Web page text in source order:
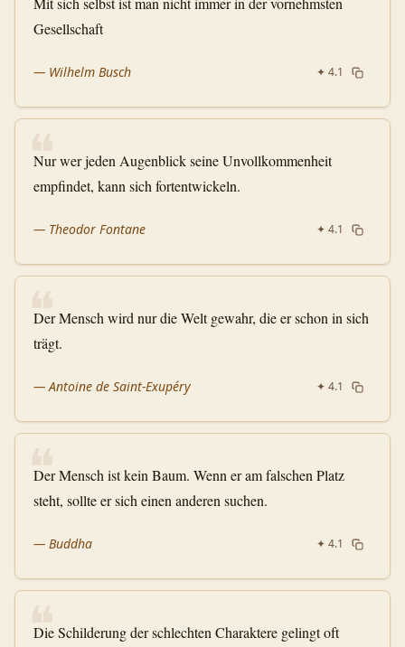
Gesellschaft
— Wilhelm Busch ✦ 4.1
❝
Nur wer jeden Augenblick seine Unvollkommenheit
empfindet, kann sich fortentwickeln.
— Theodor Fontane ✦ 4.1
❝
Der Mensch wird nur die Welt gewahr, die er schon in sich
trägt.
—Antoine de Saint-Exupéry ✦ 4.1
❝
Der Mensch ist kein Baum. Wenn er am falschen Platz
steht, sollte er sich einen anderen suchen.
— Buddha ✦ 4.1
❝
Die Schilderung der schlechten Charaktere gelingt oft